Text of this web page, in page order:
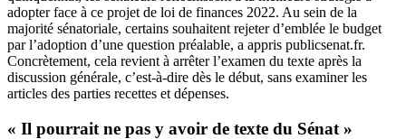
adopter face à ce projet de loi de finances 2022. Au sein de la
majorité sénatoriale, certains souhaitent rejeter d’emblée le budget
par l’adoption d’une question préalable, a appris publicsenat.fr.
Concrètement, cela revient à arrêter l’examen du texte après la
discussion générale, c’est-à-dire dès le début, sans examiner les
articles des parties recettes et dépenses.
« Il pourrait ne pas y avoir de texte du Sénat »